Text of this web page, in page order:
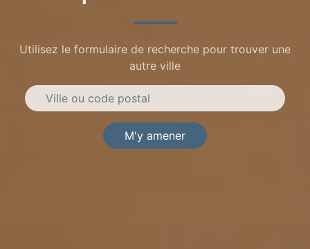
Utilisez le formulaire de recherche pour trouver une
autre ville
M'y amener